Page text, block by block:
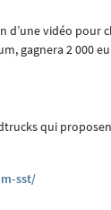
d’une vidéo
gagnera 2 000
qui
sst/